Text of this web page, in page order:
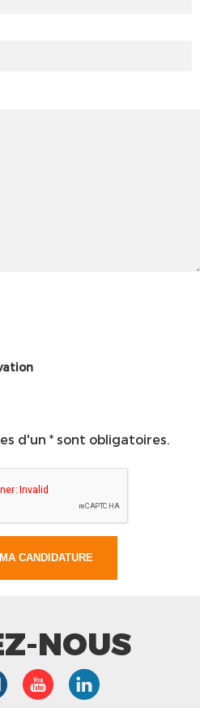
d'un * sont obligatoires.
NOUS